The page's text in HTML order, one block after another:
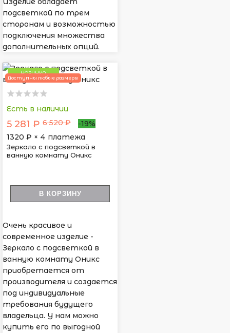
подсветкой по трем
сторонам и возможностью
подключения множества
дополнительных опций.
НОВИНКА
Доступны любые размеры
Есть в наличии
5 281 ₽ 6 520 ₽
-19%
1320 ₽ × 4 платежа
Зеркало с подсветкой в
ванную комнату Оникc
В КОРЗИНУ
Очень красивое и
современное изделие -
Зеркало с подсветкой в
ванную комнату Оникс
приобретается от
производителя и создается
под индивидуальные
требования будущего
владельца. У нам можно
купить его по выгодной